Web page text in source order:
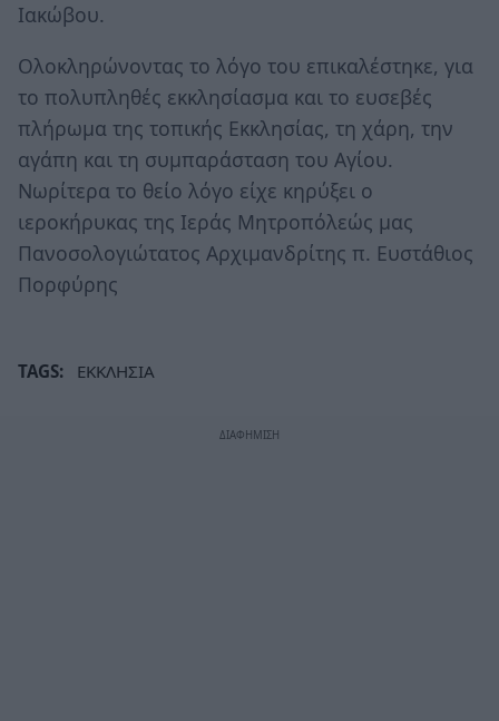
Ιακώβου.
Ολοκληρώνοντας το λόγο του επικαλέστηκε, για
το πολυπληθές εκκλησίασμα και το ευσεβές
πλήρωμα της τοπικής Εκκλησίας, τη χάρη, την
αγάπη και τη συμπαράσταση του Αγίου.
Νωρίτερα το θείο λόγο είχε κηρύξει ο
ιεροκήρυκας της Ιεράς Μητροπόλεώς μας
Πανοσολογιώτατος Αρχιμανδρίτης π. Ευστάθιος
Πορφύρης
TAGS: ΕΚΚΛΗΣΙΑ